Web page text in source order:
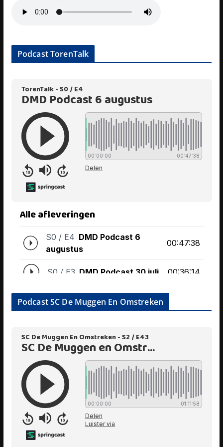
Podcast TorenTalk
Podcast SC De Muggen En Omstreken